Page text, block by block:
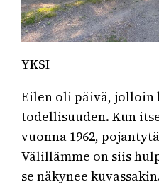
YKSI
Eilen oli päivä, jolloin
todellisuuden. Kun
vuonna 1962,
Välillämme on siis
se näkynee